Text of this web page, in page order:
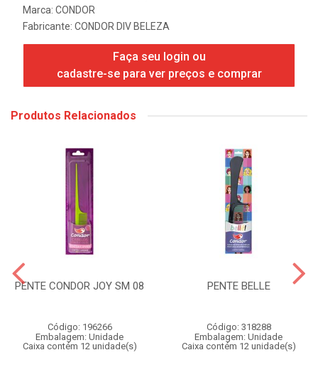
Marca: CONDOR
Fabricante: CONDOR DIV BELEZA
Faça seu login ou
cadastre-se para ver preços e comprar
Produtos Relacionados
PENTE CONDOR JOY SM 08
Código: 196266
Embalagem: Unidade
Caixa contém 12 unidade(s)
PENTE BELLE
Código: 318288
Embalagem: Unidade
Caixa contém 12 unidade(s)